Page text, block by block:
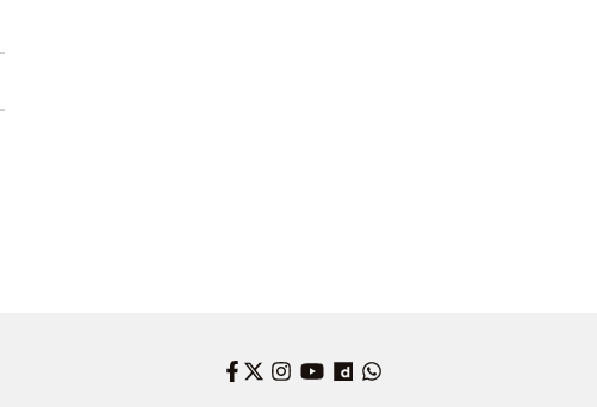
Facebook
Twitter
Instagram
YouTube
Dailymotion